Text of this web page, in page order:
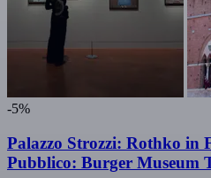
-5%
Palazzo Strozzi: Rothko in
Pubblico: Burger Museum